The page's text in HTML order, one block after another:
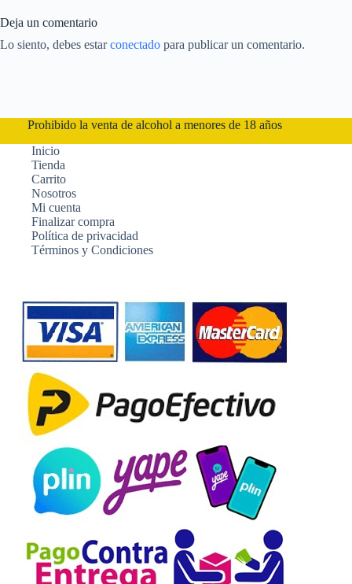
Deja un comentario
Lo siento, debes estarconectado para publicar un comentario.
Prohibido la venta de alcohol a menores de 18 años
Inicio
Tienda
Carrito
Nosotros
Mi cuenta
Finalizar compra
Política de privacidad
Términos y Condiciones